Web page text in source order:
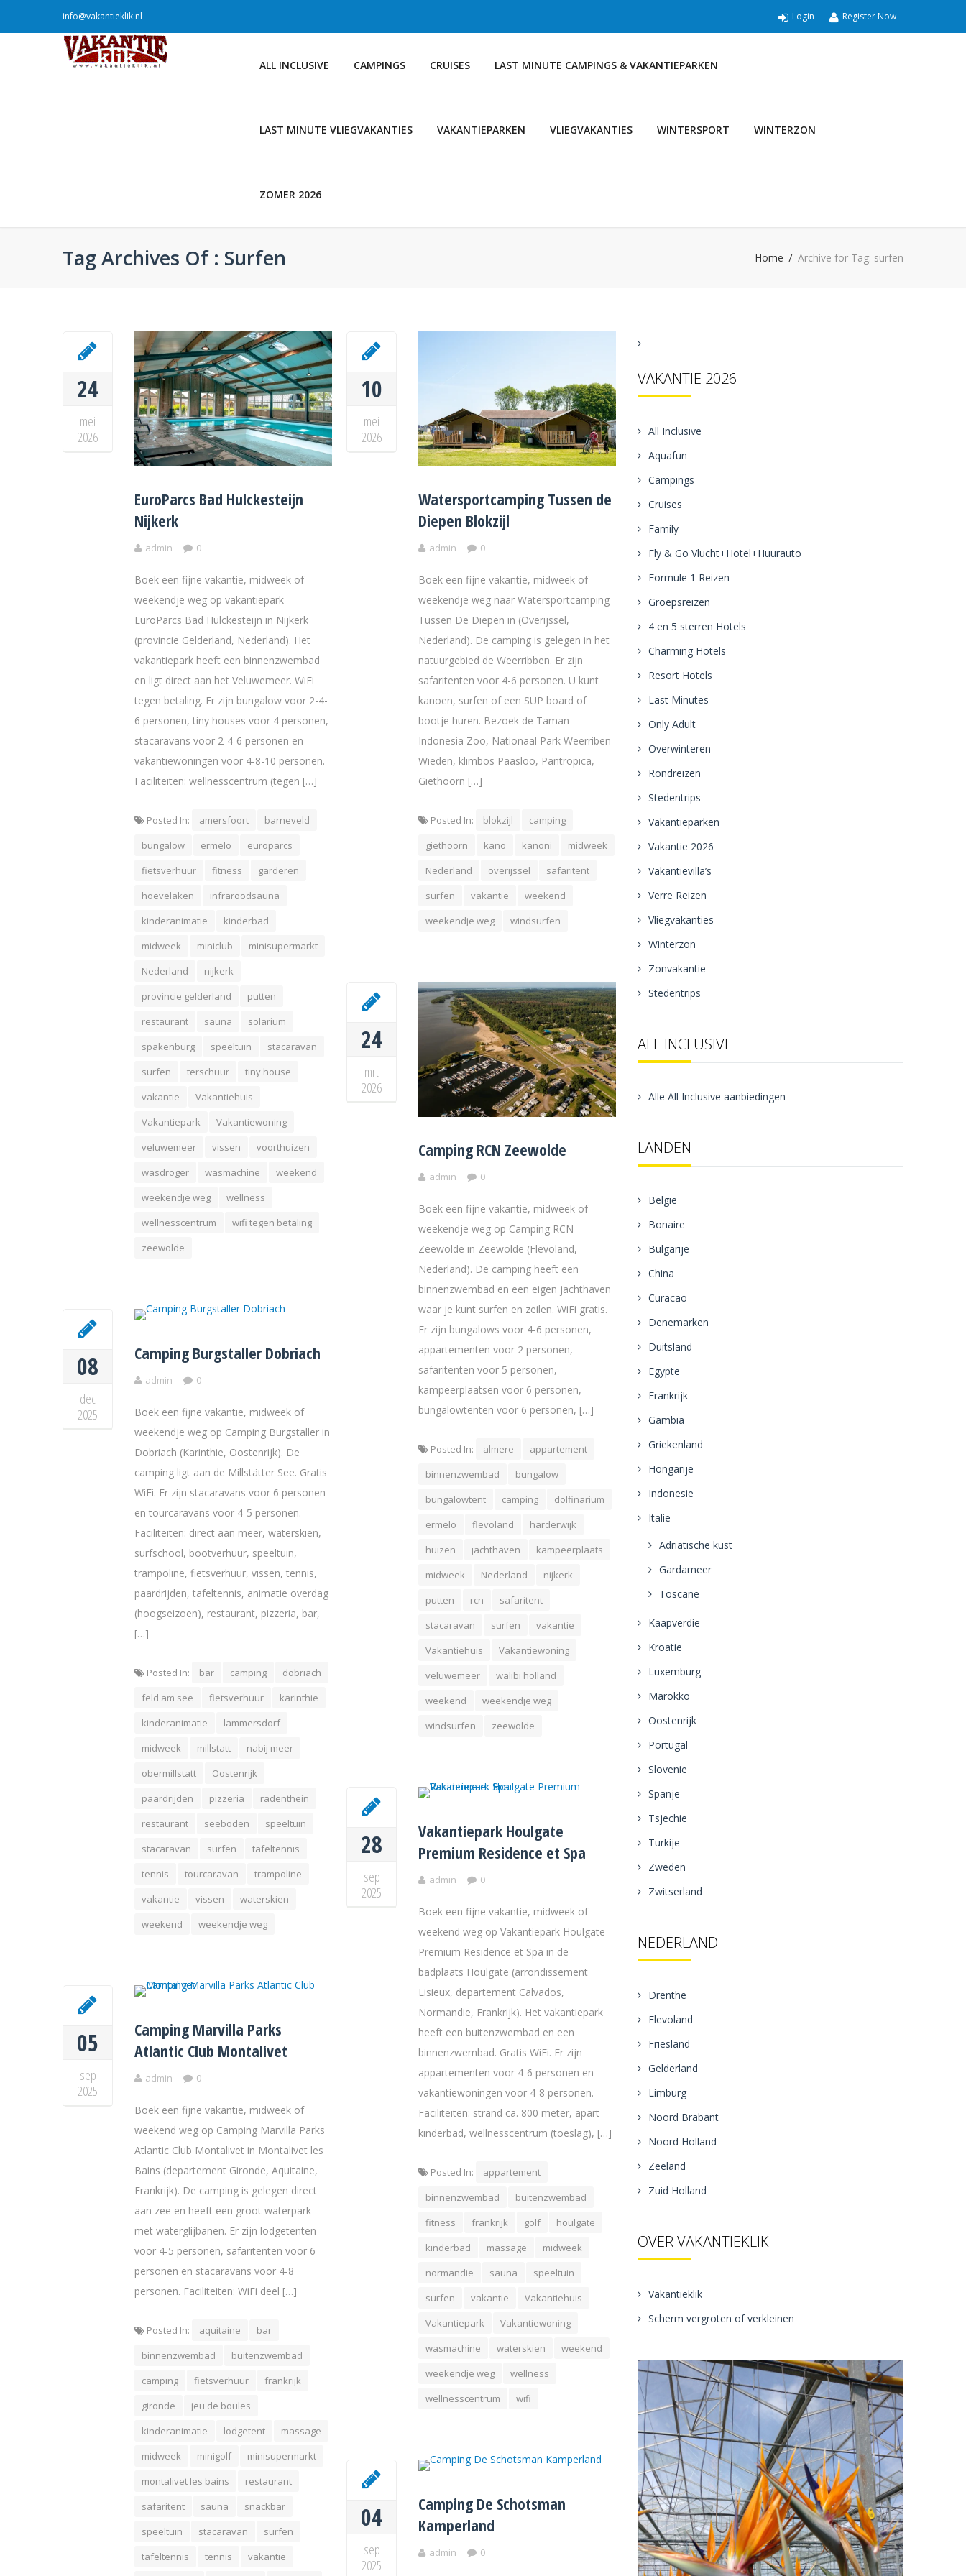
info@vakantieklik.nl Login Register Now
ALL INCLUSIVE CAMPINGS CRUISES LAST MINUTE CAMPINGS & VAKANTIEPARKEN
LAST MINUTE VLIEGVAKANTIES VAKANTIEPARKEN VLIEGVAKANTIES WINTERSPORT WINTERZON
ZOMER 2026
Tag Archives Of : Surfen Home Archive for Tag: surfen
24
mei
2026
EuroParcs Bad Hulckesteijn
Nijkerk
admin 0
Boek een fijne vakantie, midweek of
weekendje weg op vakantiepark
EuroParcs Bad Hulckesteijn in Nijkerk
(provincie Gelderland, Nederland). Het
vakantiepark heeft een binnenzwembad
en ligt direct aan het Veluwemeer. WiFi
tegen betaling. Er zijn bungalow voor 2-4-
6 personen, tiny houses voor 4 personen,
stacaravans voor 2-4-6 personen en
vakantiewoningen voor 4-8-10 personen.
Faciliteiten: wellnesscentrum (tegen […]
Posted In: amersfoort
barneveld
bungalow
ermelo
europarcs
fietsverhuur
fitness
garderen
hoevelaken
infraroodsauna
kinderanimatie
kinderbad
midweek
miniclub
minisupermarkt
Nederland
nijkerk
provincie gelderland
putten
restaurant
sauna
solarium
spakenburg
speeltuin
stacaravan
surfen
terschuur
tiny house
vakantie
Vakantiehuis
Vakantiepark
Vakantiewoning
veluwemeer
vissen
voorthuizen
wasdroger
wasmachine
weekend
weekendje weg
wellness
wellnesscentrum
wifi tegen betaling
zeewolde
10
mei
2026
Watersportcamping Tussen de
Diepen Blokzijl
admin 0
Boek een fijne vakantie, midweek of
weekendje weg naar Watersportcamping
Tussen De Diepen in (Overijssel,
Nederland). De camping is gelegen in het
natuurgebied de Weerribben. Er zijn
safaritenten voor 4-6 personen. U kunt
kanoen, surfen of een SUP board of
bootje huren. Bezoek de Taman
Indonesia Zoo, Nationaal Park Weerriben
Wieden, klimbos Paasloo, Pantropica,
Giethoorn […]
Posted In: blokzijl
camping
giethoorn
kano kanoni
midweek
Nederland
overijssel
safaritent
surfen
vakantie
weekend
weekendje weg
windsurfen
24
mrt
2026
Camping RCN Zeewolde
admin 0
Boek een fijne vakantie, midweek of
weekendje weg op Camping RCN
Zeewolde in Zeewolde (Flevoland,
Nederland). De camping heeft een
binnenzwembad en een eigen jachthaven
waar je kunt surfen en zeilen. WiFi gratis.
Er zijn bungalows voor 4-6 personen,
appartementen voor 2 personen,
safaritenten voor 5 personen,
kampeerplaatsen voor 6 personen,
bungalowtenten voor 6 personen, […]
Posted In: almere
appartement
binnenzwembad
bungalow
bungalowtent
camping
dolfinarium
ermelo
flevoland
harderwijk
huizen
jachthaven
kampeerplaats
midweek
Nederland
nijkerk
putten
rcn
safaritent
stacaravan
surfen
vakantie
Vakantiehuis
Vakantiewoning
veluwemeer
walibi holland
weekend
weekendje weg
windsurfen
zeewolde
08
dec
2025
Camping Burgstaller Dobriach
admin 0
Boek een fijne vakantie, midweek of
weekendje weg op Camping Burgstaller in
Dobriach (Karinthie, Oostenrijk). De
camping ligt aan de Millstätter See. Gratis
WiFi. Er zijn stacaravans voor 6 personen
en tourcaravans voor 4-5 personen.
Faciliteiten: direct aan meer, waterskien,
surfschool, bootverhuur, speeltuin,
trampoline, fietsverhuur, vissen, tennis,
paardrijden, tafeltennis, animatie overdag
(hoogseizoen), restaurant, pizzeria, bar,
[…]
Posted In: bar camping
dobriach
feld am see
fietsverhuur
karinthie
kinderanimatie
lammersdorf
midweek
millstatt
nabij meer
obermillstatt
Oostenrijk
paardrijden
pizzeria
radenthein
restaurant
seeboden
speeltuin
stacaravan
surfen
tafeltennis
tennis
tourcaravan
trampoline
vakantie
vissen
waterskien
weekend
weekendje weg
28
sep
2025
Vakantiepark Houlgate
Premium Residence et Spa
admin 0
Boek een fijne vakantie, midweek of
weekend weg op Vakantiepark Houlgate
Premium Residence et Spa in de
badplaats Houlgate (arrondissement
Lisieux, departement Calvados,
Normandie, Frankrijk). Het vakantiepark
heeft een buitenzwembad en een
binnenzwembad. Gratis WiFi. Er zijn
appartementen voor 4-6 personen en
vakantiewoningen voor 4-8 personen.
Faciliteiten: strand ca. 800 meter, apart
kinderbad, wellnesscentrum (toeslag), […]
Posted In:
appartement
binnenzwembad
buitenzwembad
fitness
frankrijk golf
houlgate
kinderbad
massage
midweek
normandie
sauna
speeltuin
surfen
vakantie
Vakantiehuis
Vakantiepark
Vakantiewoning
wasmachine
waterskien
weekend
weekendje weg
wellness
wellnesscentrum
wifi
05
sep
2025
Camping Marvilla Parks
Atlantic Club Montalivet
admin 0
Boek een fijne vakantie, midweek of
weekend weg op Camping Marvilla Parks
Atlantic Club Montalivet in Montalivet les
Bains (departement Gironde, Aquitaine,
Frankrijk). De camping is gelegen direct
aan zee en heeft een groot waterpark
met waterglijbanen. Er zijn lodgetenten
voor 4-5 personen, safaritenten voor 6
personen en stacaravans voor 4-8
personen. Faciliteiten: WiFi deel […]
Posted In: aquitaine
bar
binnenzwembad
buitenzwembad
camping
fietsverhuur
frankrijk
gironde
jeu de boules
kinderanimatie
lodgetent
massage
midweek
minigolf
minisupermarkt
montalivet les bains
restaurant
safaritent
sauna
snackbar
speeltuin
stacaravan
surfen
tafeltennis
tennis
vakantie
04
sep
2025
Camping De Schotsman
Kamperland
admin 0
VAKANTIE 2026
All Inclusive
Aquafun
Campings
Cruises
Family
Fly & Go Vlucht+Hotel+Huurauto
Formule 1 Reizen
Groepsreizen
4 en 5 sterren Hotels
Charming Hotels
Resort Hotels
Last Minutes
Only Adult
Overwinteren
Rondreizen
Stedentrips
Vakantieparken
Vakantie 2026
Vakantievilla’s
Verre Reizen
Vliegvakanties
Winterzon
Zonvakantie
Stedentrips
ALL INCLUSIVE
Alle All Inclusive aanbiedingen
LANDEN
Belgie
Bonaire
Bulgarije
China
Curacao
Denemarken
Duitsland
Egypte
Frankrijk
Gambia
Griekenland
Hongarije
Indonesie
Italie
Adriatische kust
Gardameer
Toscane
Kaapverdie
Kroatie
Luxemburg
Marokko
Oostenrijk
Portugal
Slovenie
Spanje
Tsjechie
Turkije
Zweden
Zwitserland
NEDERLAND
Drenthe
Flevoland
Friesland
Gelderland
Limburg
Noord Brabant
Noord Holland
Zeeland
Zuid Holland
OVER VAKANTIEKLIK
Vakantieklik
Scherm vergroten of verkleinen